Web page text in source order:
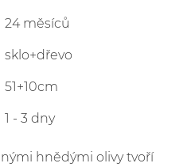
24 měsíců
sklo+dřevo
51+10cm
1 - 3 dny
hnědými olivy tvoří